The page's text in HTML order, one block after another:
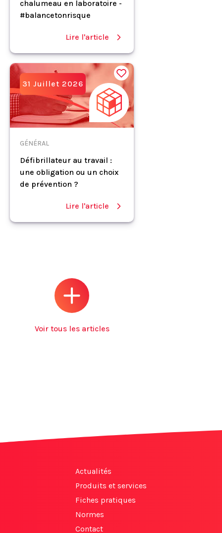
chalumeau en laboratoire -
#balancetonrisque
Lire l'article
31 Juillet 2026
GÉNÉRAL
Défibrillateur au travail :
une obligation ou un choix
de prévention ?
Lire l'article
Voir tous les articles
Actualités
Produits et services
Fiches pratiques
Normes
Contact